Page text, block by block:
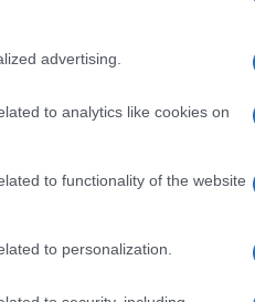
advertising.
to analytics like cookies on
to functionality of the website
to personalization.
della
400.000 persone
Settimana
eventi cruciali:
precoce.
causata